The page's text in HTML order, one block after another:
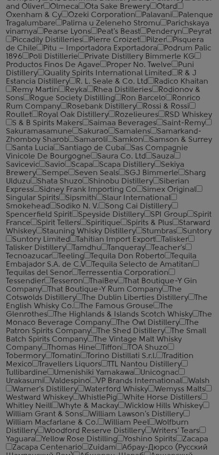
and Oliver
Olmeca Ota Sake Brewery
Otard
Oxenham & Cy
Ozeki Corporation Palavani
Palenque
Tragalumbare
Palirna u Zeleneho Stromu
Parichskaya
vinarnya
Pearse Lyons Peat's Beast Penderyn
Peyrat
Piccadily Distilleries
Pierre Croizet Pilzer
Pisquera
de Chile
Pitu – Importadora Exportadora
Podrum Palic
1896
Poli Distillerie
Private Distillery Bimmerle KG
Productos Finos De Agave
Proper No. Twelve
Puni
Distillery
Quality Spirits International Limited
R & J
Estancia Distillery
R. L. Seale & Co. Ltd
Radico Khaitan
Remy Martin
Reyka Rhea Distilleries
Rodionov &
Sons
Rogue Society Distilling Ron Barcelo
Ronrico
Rum Company
Rosebank Distillery
Rossi & Rossi
Roullet
Royal Oak Distillery Rozelieures
RSD Whiskey
S & B Spirits Makers
Saimaa Beverages
Saint-Remy
Sakuramasamune
Sakurao Samalens
Samarkand-
Zhomboy Sharob
Samaroli Samkon
Samson & Surrey
Santa Lucia
Santiago de Cuba
Sas Compagnie
Vinicole De Bourgogne
Saura Co. Ltd
Sauza
Savicevic
Savio Scapa Scapa Distillery
Sekiya
Brewery
Sempe Seven Seals SGJ Bimmerle
Sharg
Ulduzu
Shata Shuzo Shinobu Distillery
Siberian
Express
Sidney Frank Importing Co
Simex Original
Singular Spirits
Sipsmith
Slaur International
Smokehead
Sodiko N. V.
Song Cai Distillery
Spencerfield Spirit
Speyside Distillery SPI Group
Spirit
France
Spirit Tellers Spiritique Spirits & Plus
Starward
Whiskey
Stauning Whisky Distillery Stumbras
Suntory
Suntory Limited
Tahitian Import Export
Talisker
Talisker Distillery
Tamdhu Tanqueray
Teacher's
Tecnoazucar
Teeling Tequila Don Roberto
Tequila
Embajador S.A. de C.V
Tequila Selecto de Amatitan
Tequilas del Senor
Terressentia Corporation
Tessendier
Tesseron ThaiBev
That Boutique-Y Gin
Company
That Boutique-Y Rum Company
The
Cotswolds Distillery
The Dublin Liberties Distillery
The
English Whisky Co.
The Famous Grouse
The
Glenrothes
The Highlands & Islands Scotch Whisky
The
Monaco Beverage Company
The Owl Distillery
The
Patron Spirits Company
The Shed Distillery
The Small
Batch Spirits Company
The Vintage Malt Whisky
Company
Thomas Hine Tiffon
TOA Shuzo
Tobermory
Tomatin Torino Distillati S.r.l.
Tradition
Mexico
Travellers Liquors
TTL Nantou Distillery
Tullibardine
Umenishiki Yamakawa
Unicognac
Urakasumi
Valdespino VP Brands International
Walsh
Warner's Distillery
Waterford Whisky
Wemyss Malts
Westward Whiskey
WhistlePig
White Horse Distillers
Whitley Neill
Whyte & Mackay
Wicklow Hills Whiskey
William Grant & Sons
William Lawson's Distillery
William Macfarlane & Co.
William Peel
Wolfburn
Distillery
Woodford Reserve Distillery
Writers' Tears
Yaguara
Yellow Rose Distilling Yoshino Spirits
Zacapa
Zacapa Centenario
Zuidam
Абрау-Дюрсо (Русский